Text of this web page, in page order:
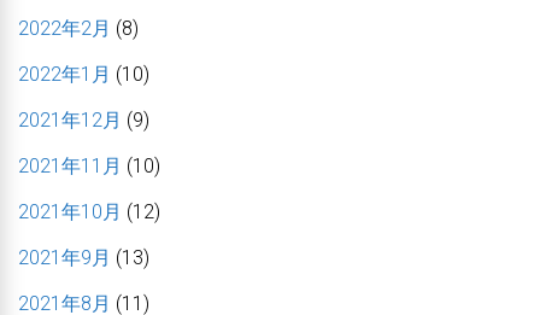
2022年2月 (8)
2022年1月 (10)
2021年12月 (9)
2021年11月 (10)
2021年10月 (12)
2021年9月 (13)
2021年8月 (11)